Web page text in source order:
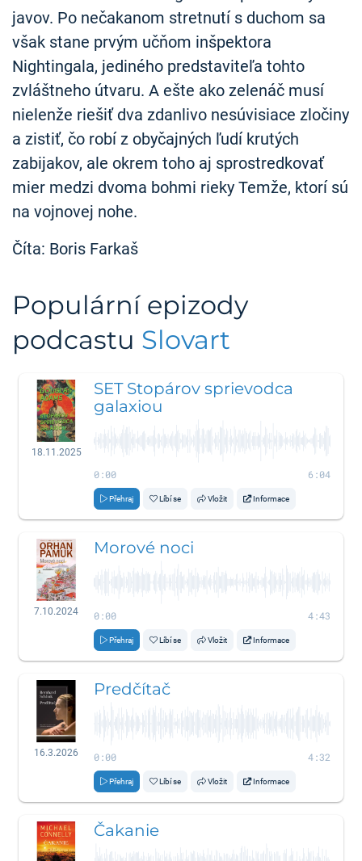
javov. Po nečakanom stretnutí s duchom sa
však stane prvým učňom inšpektora
Nightingala, jediného predstaviteľa tohto
zvláštneho útvaru. A ešte ako zelenáč musí
nielenže riešiť dva zdanlivo nesúvisiace zločiny
a zistiť, čo robí z obyčajných ľudí krutých
zabijakov, ale okrem toho aj sprostredkovať
mier medzi dvoma bohmi rieky Temže, ktorí sú
na vojnovej nohe.
Číta: Boris Farkaš
Populární epizody
podcastu Slovart
18.11.2025
SET Stopárov sprievodca
galaxiou
0:00 6:04
Přehraj Líbí se Vložit Informace
7.10.2024
Morové noci
0:00 4:43
Přehraj Líbí se Vložit Informace
16.3.2026
Predčítač
0:00 4:32
Přehraj Líbí se Vložit Informace
Čakanie